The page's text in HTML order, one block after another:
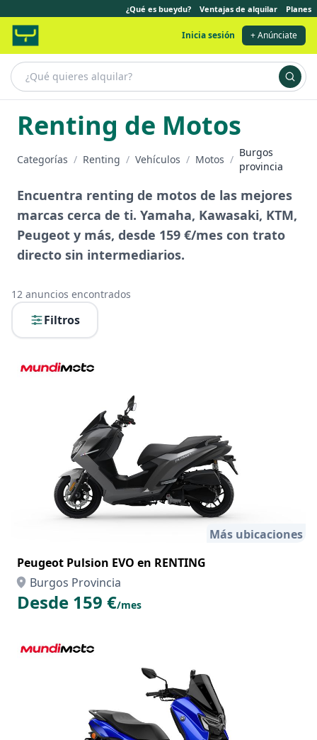
¿Qué es bueydu? Ventajas de alquilar Planes
Inicia sesión + Anúnciate
Renting de Motos
Categorías / Renting / Vehículos / Motos /
Burgos
provincia
Encuentra renting de motos de las mejores
marcas cerca de ti. Yamaha, Kawasaki, KTM,
Peugeot y más, desde 159 €/mes con trato
directo sin intermediarios.
12 anuncios encontrados
Filtros
Más ubicaciones
Peugeot Pulsion EVO en RENTING
Burgos Provincia
Desde 159 €/mes